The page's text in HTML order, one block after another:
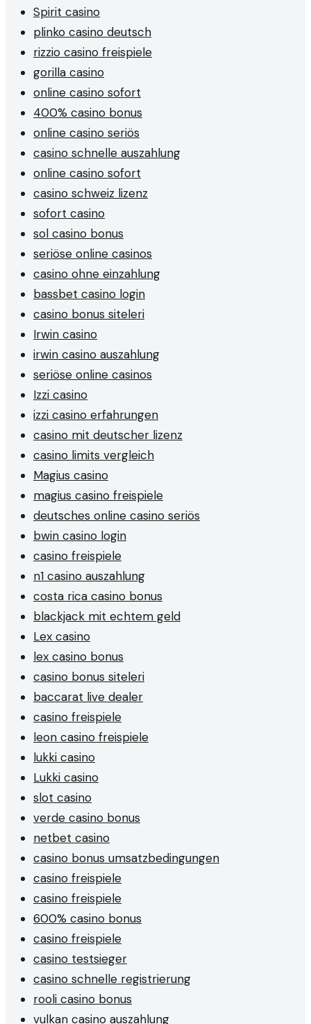
Spirit casino
plinko casino deutsch
rizzio casino freispiele
gorilla casino
online casino sofort
400% casino bonus
online casino seriös
casino schnelle auszahlung
online casino sofort
casino schweiz lizenz
sofort casino
sol casino bonus
seriöse online casinos
casino ohne einzahlung
bassbet casino login
casino bonus siteleri
Irwin casino
irwin casino auszahlung
seriöse online casinos
Izzi casino
izzi casino erfahrungen
casino mit deutscher lizenz
casino limits vergleich
Magius casino
magius casino freispiele
deutsches online casino seriös
bwin casino login
casino freispiele
n1 casino auszahlung
costa rica casino bonus
blackjack mit echtem geld
Lex casino
lex casino bonus
casino bonus siteleri
baccarat live dealer
casino freispiele
leon casino freispiele
lukki casino
Lukki casino
slot casino
verde casino bonus
netbet casino
casino bonus umsatzbedingungen
casino freispiele
casino freispiele
600% casino bonus
casino freispiele
casino testsieger
casino schnelle registrierung
rooli casino bonus
vulkan casino auszahlung